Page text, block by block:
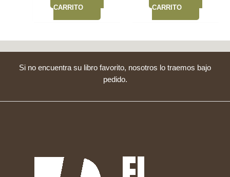
CARRITO
CARRITO
Si no encuentra su libro favorito, nosotros lo traemos bajo
pedido.